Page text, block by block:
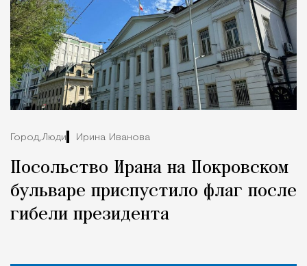
Город,Люди Ирина Иванова
Посольство Ирана на Покровском
бульваре приспустило флаг после
гибели президента